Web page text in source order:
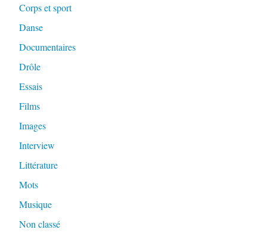
Corps et sport
Danse
Documentaires
Drôle
Essais
Films
Images
Interview
Littérature
Mots
Musique
Non classé